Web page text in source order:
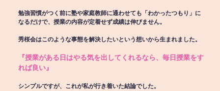
勉強習慣がつく前に塾や家庭教師に通わせても「わかったつもり」に
なるだけで、授業の内容が定着せず成績は伸びません。
秀桜会はこのような事態を解決したいという想いから生まれました。
『授業がある日はやる気を出してくれるなら、毎日授業をす
れば良い』
シンプルですが、これが私が行き着いた結論でした。